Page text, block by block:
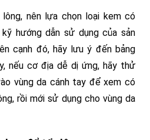
nên lựa chọn loại kem có
hướng dẫn sử dụng của sản
cạnh đó, hãy lưu ý đến bảng
nếu cơ địa dễ dị ứng, hãy thử
vùng da cánh tay để xem có
rồi mới sử dụng cho vùng da